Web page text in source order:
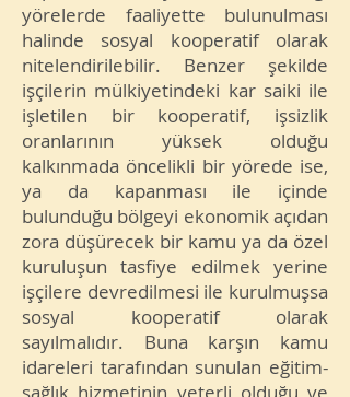
yörelerde faaliyette bulunulması
halinde sosyal kooperatif olarak
nitelendirilebilir. Benzer şekilde
işçilerin mülkiyetindeki kar saiki ile
işletilen bir kooperatif, işsizlik
oranlarının yüksek olduğu
kalkınmada öncelikli bir yörede ise,
ya da kapanması ile içinde
bulunduğu bölgeyi ekonomik açıdan
zora düşürecek bir kamu ya da özel
kuruluşun tasfiye edilmek yerine
işçilere devredilmesi ile kurulmuşsa
sosyal kooperatif olarak
sayılmalıdır. Buna karşın kamu
idareleri tarafından sunulan eğitim-